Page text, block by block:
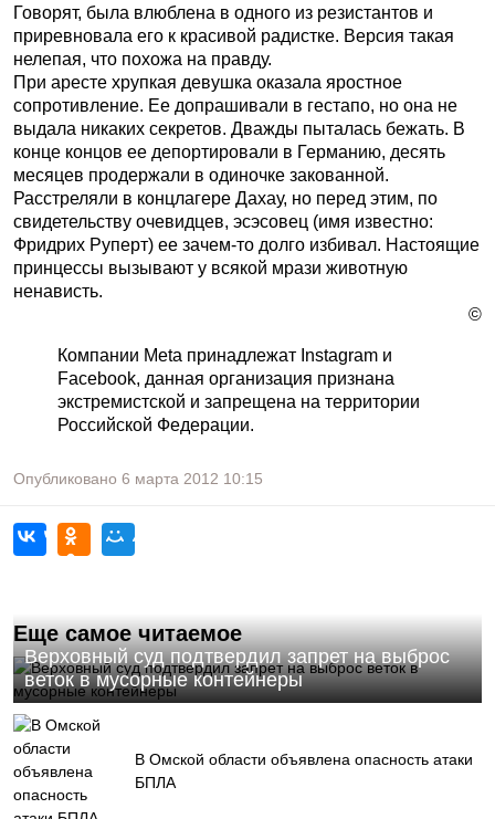
Говорят, была влюблена в одного из резистантов и
приревновала его к красивой радистке. Версия такая
нелепая, что похожа на правду.
При аресте хрупкая девушка оказала яростное
сопротивление. Ее допрашивали в гестапо, но она не
выдала никаких секретов. Дважды пыталась бежать. В
конце концов ее депортировали в Германию, десять
месяцев продержали в одиночке закованной.
Расстреляли в концлагере Дахау, но перед этим, по
свидетельству очевидцев, эсэсовец (имя известно:
Фридрих Руперт) ее зачем-то долго избивал. Настоящие
принцессы вызывают у всякой мрази животную
ненависть.
©
Компании Meta принадлежат Instagram и
Facebook, данная организация признана
экстремистской и запрещена на территории
Российской Федерации.
Опубликовано 6 марта 2012 10:15
Еще самое читаемое
Верховный суд подтвердил запрет на выброс
веток в мусорные контейнеры
В Омской области объявлена опасность атаки
БПЛА